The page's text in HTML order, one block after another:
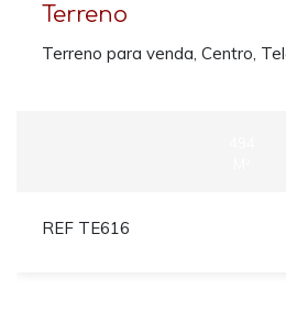
Terreno
Terreno para venda, Centro,
REF TE616